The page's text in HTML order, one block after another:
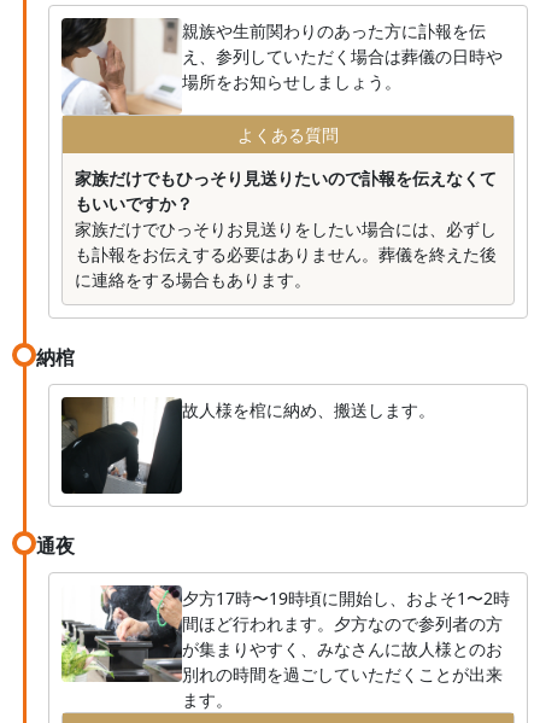
親族や生前関わりのあった方に訃報を伝
え、参列していただく場合は葬儀の日時や
場所をお知らせしましょう。
よくある質問
家族だけでもひっそり見送りたいので訃報を伝えなくて
もいいですか？
家族だけでひっそりお見送りをしたい場合には、必ずし
も訃報をお伝えする必要はありません。葬儀を終えた後
に連絡をする場合もあります。
納棺
故人様を棺に納め、搬送します。
通夜
夕方17時〜19時頃に開始し、およそ1〜2時
間ほど行われます。夕方なので参列者の方
が集まりやすく、みなさんに故人様とのお
別れの時間を過ごしていただくことが出来
ます。